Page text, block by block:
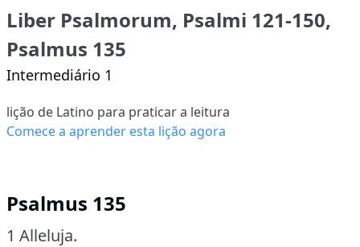
Liber Psalmorum, Psalmi 121-150,
Psalmus 135
Intermediário 1
lição de Latino para praticar a leitura
Comece a aprender esta lição agora
Psalmus 135
1 Alleluja.